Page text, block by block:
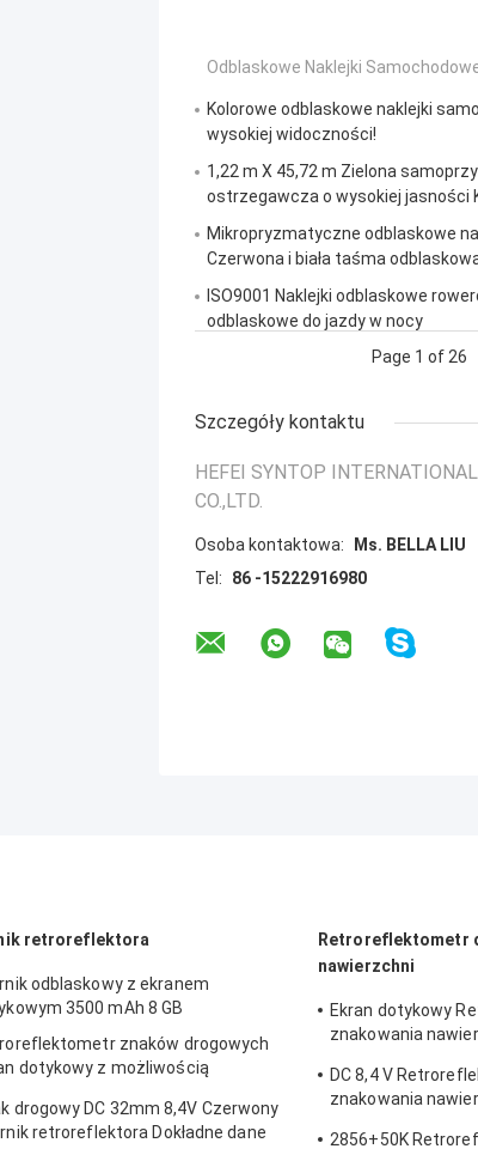
Odblaskowe Naklejki
Kolorowe odblaskowe naklejki
wysokiej widoczności!
1,22 m X 45,72 m Zielona
ostrzegawcza o wysokiej jasności
Mikropryzmatyczne odblaskowe
Czerwona i biała taśma
ISO9001 Naklejki odblaskowe
odblaskowe do jazdy w nocy
Page 1 of 26
Szczegóły kontaktu
HEFEI SYNTOP
CO.,LTD.
Osoba kontaktowa:
Ms. BELLA LIU
Tel:
86 -15222916980
retroreflektora
odblaskowy z ekranem
3500 mAh 8 GB
znaków drogowych
dotykowy z możliwością
drogowy DC 32mm 8,4V Czerwony
retroreflektora Dokładne dane
Retroreflektometr
nawierzchni
Ekran dotykowy
znakowania
DC 8,4 V
znakowania
2856+50K